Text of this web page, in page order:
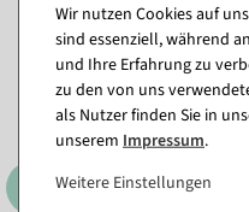
Wir nutzen Cookies auf
sind essenziell, während
und Ihre Erfahrung zu
zu den von uns
als Nutzer finden Sie in
unserem Impressum.
Weitere Einstellungen